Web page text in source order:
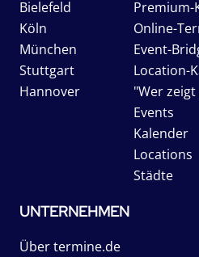
Bielefeld
Köln
München
Stuttgart
Hannover
Premium-
Online-
Event-
Location-
"Wer
Events
Kalender
Locations
Städte
UNTERNEHMEN
Über termine.de